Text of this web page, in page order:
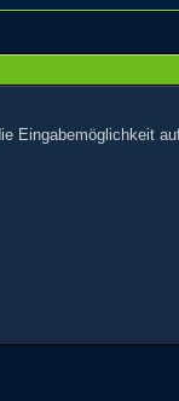
Eingabemöglichkeit